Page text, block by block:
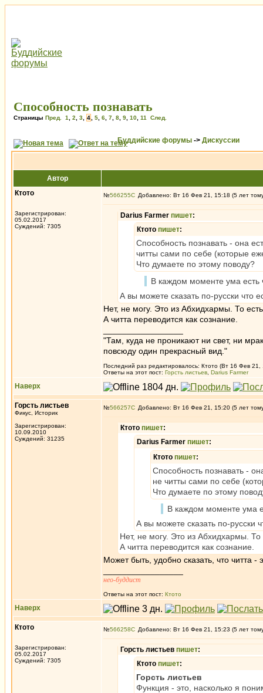
Способность познавать
Страницы Пред. 1 2 3 4 5 6 7 8 9 10 11 След.
Буддийские форумы -> Дискуссии
Автор
Ктото
Зарегистрирован:
05.02.2017
Суждений: 7305
№566255 Добавлено: Вт 16 Фев 21, 15:18 (5 лет
Darius Farmer пишет:
Ктото пишет:
Способность познавать - она
читты сами по себе (которые
Что думаете по этому поводу?
В каждом моменте ума есть
А вы можете сказать по-русски что
Нет, не могу. Это из Абхидхармы. То
А читта переводится как сознание.
"Там, куда не проникают ни свет, ни
повсюду один прекрасный вид."
Последний раз редактировалось: Ктото (Вт 16 Фев 21,
Ответы на этот пост: Горсть листьев Darius Farmer
Наверх
Горсть листьев
Фикус, Историк
Зарегистрирован:
10.09.2010
Суждений: 31235
№566257 Добавлено: Вт 16 Фев 21, 15:20 (5 лет
Ктото пишет:
Darius Farmer пишет:
Ктото пишет:
Способность познавать -
не читты сами по себе
Что думаете по этому
В каждом моменте ума
А вы можете сказать по-русски
Нет, не могу. Это из Абхидхармы.
А читта переводится как сознание.
Может быть, удобно сказать, что
нео-буддист
Ответы на этот пост: Ктото
Наверх
Ктото
Зарегистрирован:
05.02.2017
Суждений: 7305
№566258 Добавлено: Вт 16 Фев 21, 15:23 (5 лет
Горсть листьев пишет:
Ктото пишет:
Горсть листьев
Функция - это, насколько я